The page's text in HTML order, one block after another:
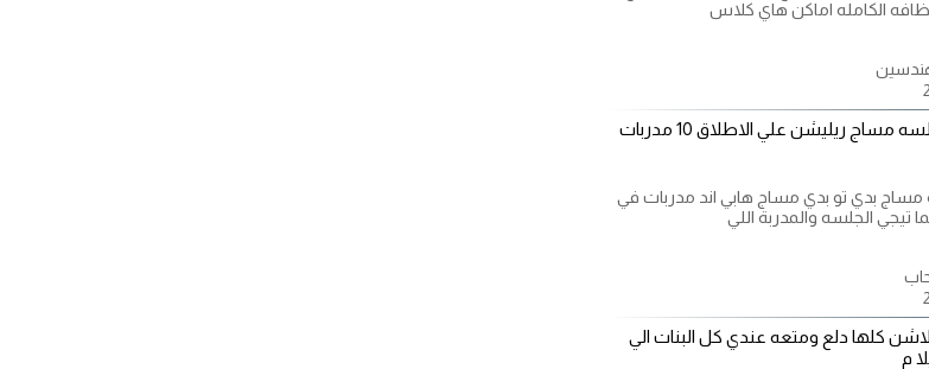
الكامله اماكن هاي كلاس
احجز افضل جلسه مساج ريليشن علي الاطلاق 10 مدربات
بدي تو بدي مساج هابي اند مدربات في
تيجي الجلسه والمدربة اللي
كلها دلع ومتعه عندي كل البنات الي
م